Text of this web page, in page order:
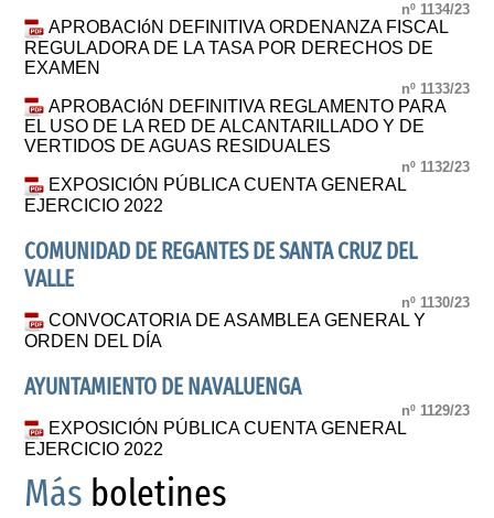
nº 1134/23
APROBACIóN DEFINITIVA ORDENANZA FISCAL
REGULADORA DE LA TASA POR DERECHOS DE
EXAMEN
nº 1133/23
APROBACIóN DEFINITIVA REGLAMENTO PARA
EL USO DE LA RED DE ALCANTARILLADO Y DE
VERTIDOS DE AGUAS RESIDUALES
nº 1132/23
EXPOSICIÓN PÚBLICA CUENTA GENERAL
EJERCICIO 2022
COMUNIDAD DE REGANTES DE SANTA CRUZ DEL
VALLE
nº 1130/23
CONVOCATORIA DE ASAMBLEA GENERAL Y
ORDEN DEL DÍA
AYUNTAMIENTO DE NAVALUENGA
nº 1129/23
EXPOSICIÓN PÚBLICA CUENTA GENERAL
EJERCICIO 2022
Más boletines